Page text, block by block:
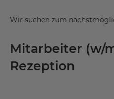
Wir suchen zum
Mitarbeiter (w/
Rezeption